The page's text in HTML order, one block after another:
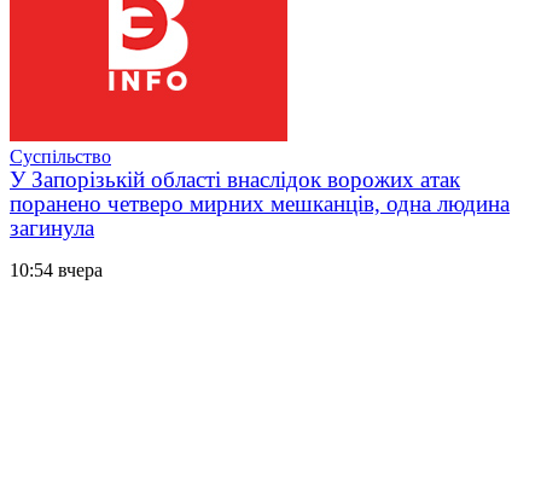
Суспільство
У Запорізькій області внаслідок ворожих атак
поранено четверо мирних мешканців, одна людина
загинула
10:54 вчера